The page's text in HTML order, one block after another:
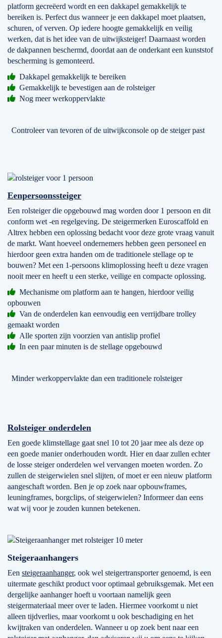
platform gecreëerd wordt en een dakkapel gemakkelijk te
bereiken is. Perfect dus wanneer je een dakkapel moet plaatsen,
schuren, of verven. Op iedere hoogte gemakkelijk en veilig
werken, dat is het idee van de uitwijksteiger! Daarnaast worden
de dakpannen beschermd, doordat aan de onderkant een kunststof
bescherming is gemonteerd.
Dakkapel gemakkelijk te bereiken
Gemakkelijk te bevestigen aan de rolsteiger
Nog meer werkoppervlakte
Controleer van tevoren of de uitwijkconsole op de steiger past
Eenpersoonssteiger
Een rolsteiger die opgebouwd mag worden door 1 persoon en dit
conform wet -en regelgeving. De steigermerken Euroscaffold en
Altrex hebben een oplossing bedacht voor deze grote vraag vanuit
de markt. Want hoeveel ondernemers hebben geen personeel en
hierdoor geen extra handen om de traditionele stellage op te
bouwen? Met een 1-persoons klimoplossing heeft u deze vragen
nooit meer en heeft u een sterke, veilige en compacte oplossing.
Mechanisme om platform aan te hangen, hierdoor veilig
opbouwen
Van de onderdelen kan eenvoudig een verrijdbare trolley
gemaakt worden
Alle sporten zijn voorzien van antislip profiel
In een paar minuten is de stellage opgebouwd
Minder werkoppervlakte dan een traditionele rolsteiger
Rolsteiger onderdelen
Een goede klimstellage gaat snel 10 tot 20 jaar mee als deze op
een goede manier onderhouden wordt. Hier en daar zullen echter
de losse steiger onderdelen wel vervangen moeten worden. Zo
zullen de steigerwielen snel slijten, of moet er een nieuw platform
aangeschaft worden. Ben je op zoek naar opbouwframes,
leuningframes, borgclips, of steigerwielen? Informeer dan eens
wat wij voor je zouden kunnen betekenen.
Steigeraanhangers
Een steigeraanhanger, ook wel steigertransporter genoemd, is een
uitermate geschikt product voor optimaal gebruiksgemak. Met een
dergelijke aanhanger hoeft u voortaan namelijk geen
steigermateriaal meer over te laden. Hiermee voorkomt u niet
alleen tijdverlies, maar voorkomt u ook beschadiging en het
kwijtraken van onderdelen. Wanneer u op zoek bent naar een